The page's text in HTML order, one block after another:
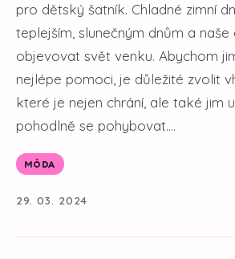
pro dětský šatník. Chladné zimní
teplejším, slunečným dnům a
objevovat svět venku. Abychom
nejlépe pomoci, je důležité zvolit
které je nejen chrání, ale také jim
pohodlně se pohybovat....
MÓDA
29. 03. 2024